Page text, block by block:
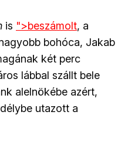
is ">beszámolt, a
bohóca, Jakab
két perc
lábbal szállt bele
alelnökébe azért,
utazott a